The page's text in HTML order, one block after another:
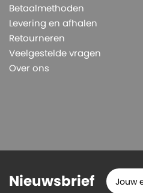
Betaalmethoden
Levering en afhalen
Retourneren
Veelgestelde vragen
Over ons
Nieuwsbrief